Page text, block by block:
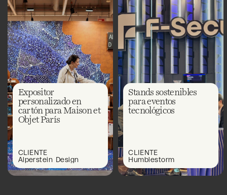
Expositor
personalizado en
cartón para Maison et
Objet París
CLIENTE
Alperstein Design
Stands sostenibles
para eventos
tecnológicos
CLIENTE
Humblestorm